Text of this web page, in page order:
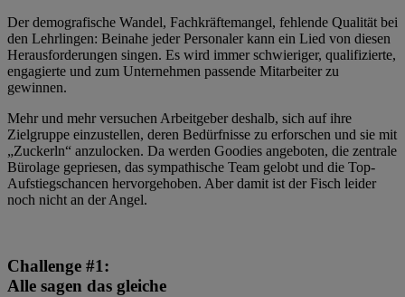
Der demografische Wandel, Fachkräftemangel, fehlende Qualität bei
den Lehrlingen: Beinahe jeder Personaler kann ein Lied von diesen
Herausforderungen singen. Es wird immer schwieriger, qualifizierte,
engagierte und zum Unternehmen passende Mitarbeiter zu
gewinnen.
Mehr und mehr versuchen Arbeitgeber deshalb, sich auf ihre
Zielgruppe einzustellen, deren Bedürfnisse zu erforschen und sie mit
„Zuckerln“ anzulocken. Da werden Goodies angeboten, die zentrale
Bürolage gepriesen, das sympathische Team gelobt und die Top-
Aufstiegschancen hervorgehoben. Aber damit ist der Fisch leider
noch nicht an der Angel.
Challenge #1:
Alle sagen das gleiche